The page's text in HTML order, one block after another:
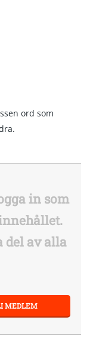
ord som
in som
del av alla
MEDLEM